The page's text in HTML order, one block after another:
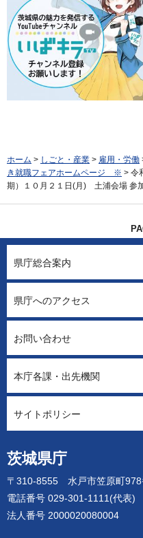
ホーム > しごと・産業 > 雇用・労働
き就職フェアホームページ ※ > 令
期）１０月２１日(月) 土浦会場 参
茨城県庁
〒310-8555 水戸市笠原町978
電話番号 029-301-1111(代表)
法人番号 2000020080004
県庁総合案内
県庁へのアクセス
お問い合わせ
本庁各課・出先機関
サイトポリシー